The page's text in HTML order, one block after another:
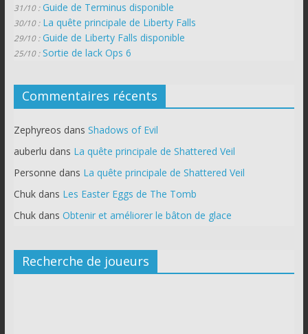
31/10 : Guide de Terminus disponible
30/10 : La quête principale de Liberty Falls
29/10 : Guide de Liberty Falls disponible
25/10 : Sortie de lack Ops 6
Commentaires récents
Zephyreos dans Shadows of Evil
auberlu dans La quête principale de Shattered Veil
Personne dans La quête principale de Shattered Veil
Chukdans Les Easter Eggs de The Tomb
Chukdans Obtenir et améliorer le bâton de glace
Recherche de joueurs